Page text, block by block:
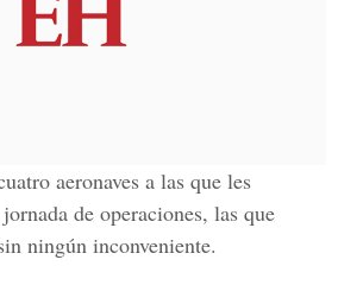
aeronaves a las que les
de operaciones, las que
ningún inconveniente.